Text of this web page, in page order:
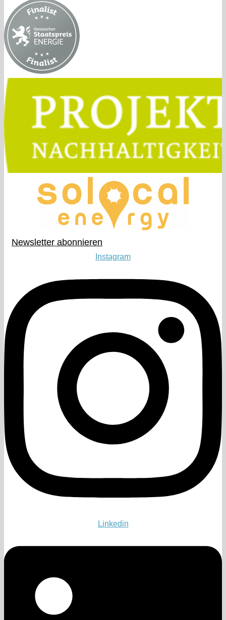
Newsletter abonnieren​
Instagram
Linkedin